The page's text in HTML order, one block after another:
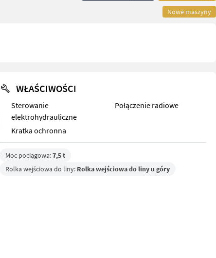
Nowe maszyny
WŁAŚCIWOŚCI
Sterowanie
elektrohydrauliczne
Połączenie radiowe
Kratka ochronna
Moc pociągowa:7,5 t
Rolka wejściowa do liny: Rolka wejściowa do liny u góry